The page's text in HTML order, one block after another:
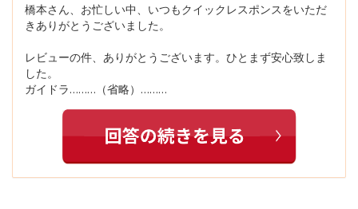
橋本さん、お忙しい中、いつもクイックレスポンスをいただ
きありがとうございました。
レビューの件、ありがとうございます。ひとまず安心致しま
した。
ガイドラ………（省略）………